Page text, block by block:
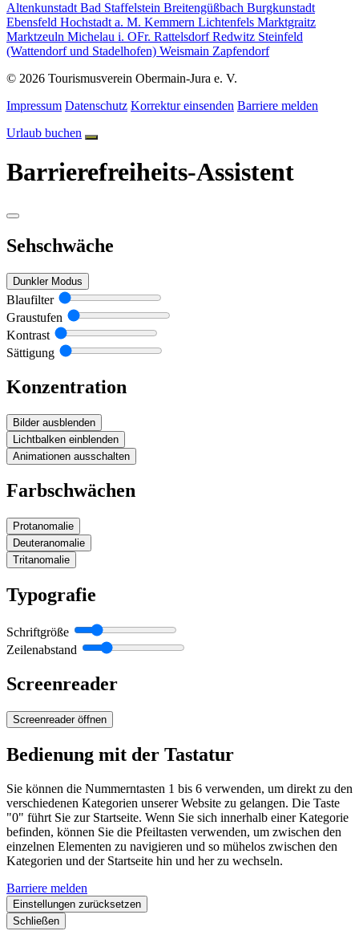
Altenkunstadt Bad Staffelstein Breitengüßbach Burgkunstadt
Ebensfeld Hochstadt a. M. Kemmern Lichtenfels Marktgraitz
Marktzeuln Michelau i. OFr. RattelsdorfRedwitz Steinfeld
(Wattendorf und Stadelhofen) Weismain Zapfendorf
© 2026 Tourismusverein Obermain-Jura e. V.
Impressum Datenschutz Korrektur einsenden Barriere melden
Urlaub buchen
Barrierefreiheits-Assistent
Sehschwäche
Dunkler Modus
Blaufilter
Graustufen
Kontrast
Sättigung
Konzentration
Bilder ausblenden
Lichtbalken einblenden
Animationen ausschalten
Farbschwächen
Protanomalie
Deuteranomalie
Tritanomalie
Typografie
Schriftgröße
Zeilenabstand
Screenreader
Screenreader öffnen
Bedienung mit der Tastatur
Sie können die Nummerntasten 1 bis 6 verwenden, um direkt zu den
verschiedenen Kategorien unserer Website zu gelangen. Die Taste
"0" führt Sie zur Startseite. Wenn Sie sich innerhalb einer Kategorie
befinden, können Sie die Pfeiltasten verwenden, um zwischen den
einzelnen Elementen zu navigieren und so mühelos zwischen den
Kategorien und der Startseite hin und her zu wechseln.
Barriere melden
Einstellungen zurücksetzen
Schließen